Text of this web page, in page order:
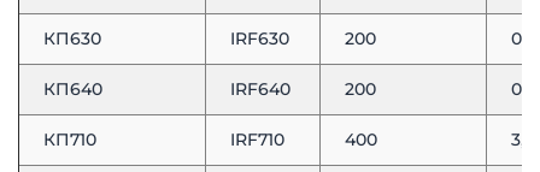
КП630 IRF630 200 0,4
КП640 IRF640 200
КП710 IRF710 400 3,6